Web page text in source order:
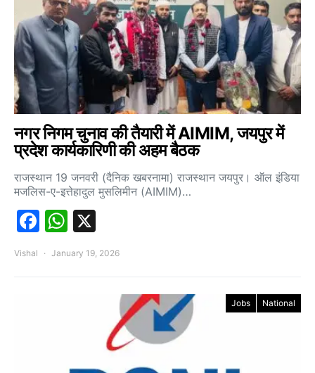
नगर निगम चुनाव की तैयारी में AIMIM, जयपुर में
प्रदेश कार्यकारिणी की अहम बैठक
राजस्थान 19 जनवरी (दैनिक खबरनामा) राजस्थान जयपुर। ऑल इंडिया
मजलिस-ए-इत्तेहादुल मुसलिमीन (AIMIM)…
Facebook
WhatsApp
Vishal January 19, 2026
Jobs National